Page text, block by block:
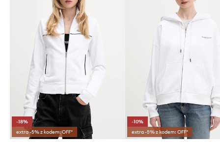
-18%
extra -5% z kodem: OFF*
-10%
extra -5% z kodem: OFF*